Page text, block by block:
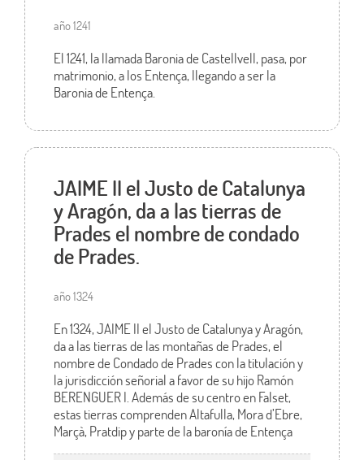
año 1241
El 1241, la llamada Baronia de Castellvell, pasa, por
matrimonio, a los Entença, llegando a ser la
Baronia de Entença.
JAIME II el Justo de Catalunya
y Aragón, da a las tierras de
Prades el nombre de condado
de Prades.
año 1324
En 1324, JAIME II el Justo de Catalunya y Aragón,
da a las tierras de las montañas de Prades, el
nombre de Condado de Prades con la titulación y
la jurisdicción señorial a favor de su hijo Ramón
BERENGUER I. Además de su centro en Falset,
estas tierras comprenden Altafulla, Mora d’Ebre,
Marçà, Pratdip y parte de la baronía de Entença